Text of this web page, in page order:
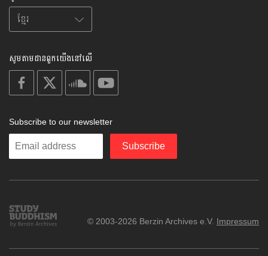
សូមតាមដានពួកយើងនៅលើ
on
facebook
on on
soundcloud
on
Subscribe to our newsletter
Enter
Subscribe
Study
Buddhism
© 2003-2026 Berzin Archives e.V. Impressum